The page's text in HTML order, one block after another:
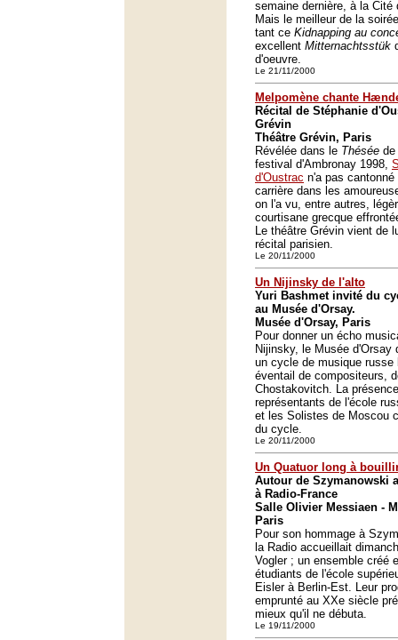
semaine dernière, à la Cité
Mais le meilleur de la
tant ce Kidnapping au
excellent Mitternachtsstük
d'oeuvre.
Le 21/11/2000
Melpomène chante
Récital de Stéphanie
Grévin
Théâtre Grévin, Paris
Révélée dans le Thésée de
festival d'Ambronay 1998,
d'Oustrac n'a pas cantonné
carrière dans les
on l'a vu, entre autres,
courtisane grecque
Le théâtre Grévin vient de
récital parisien.
Le 20/11/2000
Un Nijinsky de l'alto
Yuri Bashmet invité du
au Musée d'Orsay.
Musée d'Orsay, Paris
Pour donner un écho
Nijinsky, le Musée d'Orsay
un cycle de musique russe
éventail de compositeurs,
Chostakovitch. La
représentants de l'école
et les Solistes de Moscou
du cycle.
Le 20/11/2000
Un Quatuor long à
Autour de Szymanowski
à Radio-France
Salle Olivier Messiaen -
Paris
Pour son hommage à
la Radio accueillait
Vogler ; un ensemble créé
étudiants de l'école
Eisler à Berlin-Est. Leur
emprunté au XXe siècle
mieux qu'il ne débuta.
Le 19/11/2000